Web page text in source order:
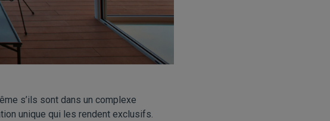
s’ils sont dans un complexe
unique qui les rendent exclusifs.